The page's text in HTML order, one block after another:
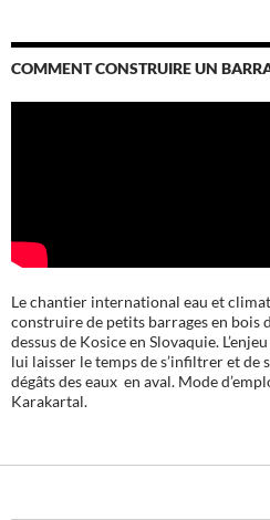
COMMENT CONSTRUIRE UN
Le chantier international eau et
construire de petits barrages en bois
dessus de Kosice en Slovaquie.
lui laisser le temps de s’infiltrer et de
dégâts des eaux en aval. Mode
Karakartal.